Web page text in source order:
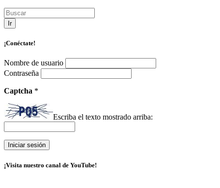
Ir
¡Conéctate!
Nombre de usuario
Contraseña
Captcha *
Escriba el texto mostrado arriba:
¡Visita nuestro canal de YouTube!